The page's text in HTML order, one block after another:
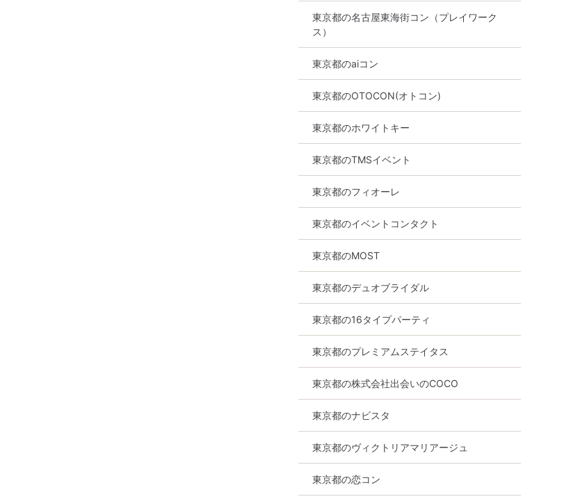
東京都の名古屋東海街コン（プレイワーク
ス）
東京都のaiコン
東京都のOTOCON(オトコン)
東京都のホワイトキー
東京都のTMSイベント
東京都のフィオーレ
東京都のイベントコンタクト
東京都のMOST
東京都のデュオブライダル
東京都の16タイプパーティ
東京都のプレミアムステイタス
東京都の株式会社出会いのCOCO
東京都のナビスタ
東京都のヴィクトリアマリアージュ
東京都の恋コン